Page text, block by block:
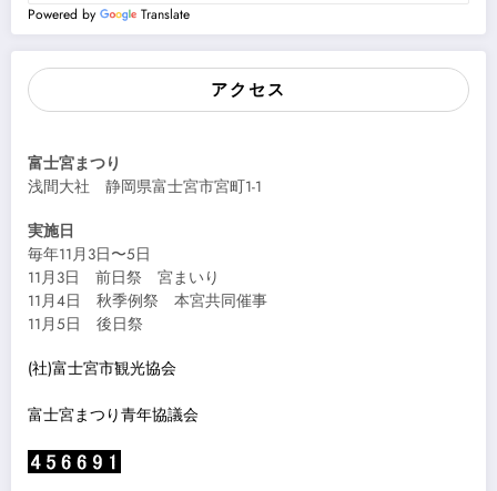
Powered by Translate
アクセス
富士宮まつり
浅間大社 静岡県富士宮市宮町1-1
実施日
毎年11月3日〜5日
11月3日 前日祭 宮まいり
11月4日 秋季例祭 本宮共同催事
11月5日 後日祭
(社)富士宮市観光協会
富士宮まつり青年協議会